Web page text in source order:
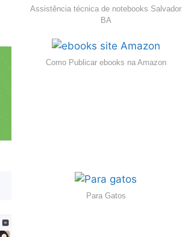
Assistência técnica de notebooks Salvador
BA
Como Publicar ebooks na Amazon
Para Gatos